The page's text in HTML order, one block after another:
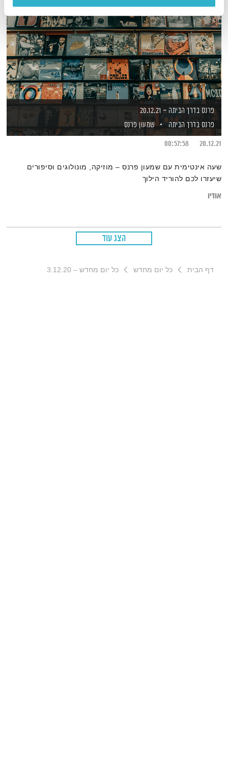
פרנס בדרך הביתה – 20.12.21
פרנס בדרך הביתה
שמעון פרנס
20.12.21
00:57:58
שעה אינטימית עם שמעון פרנס – מוזיקה, מונולוגים וסיפורים
שיעזרו לכם להוריד הילוך
אודיו
הצג עוד
דף הבית כל יום מחדש כל יום מחדש – 3.12.20